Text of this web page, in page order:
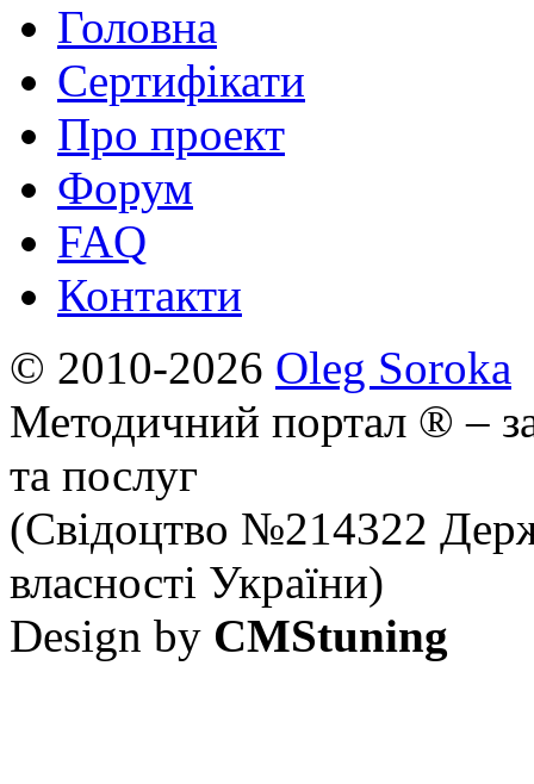
Головна
Сертифікати
Про проект
Форум
FAQ
Контакти
© 2010-2026 Oleg Soroka
Методичний портал ® –
та послуг
(Свідоцтво №214322
власності України)
Design by CMStuning